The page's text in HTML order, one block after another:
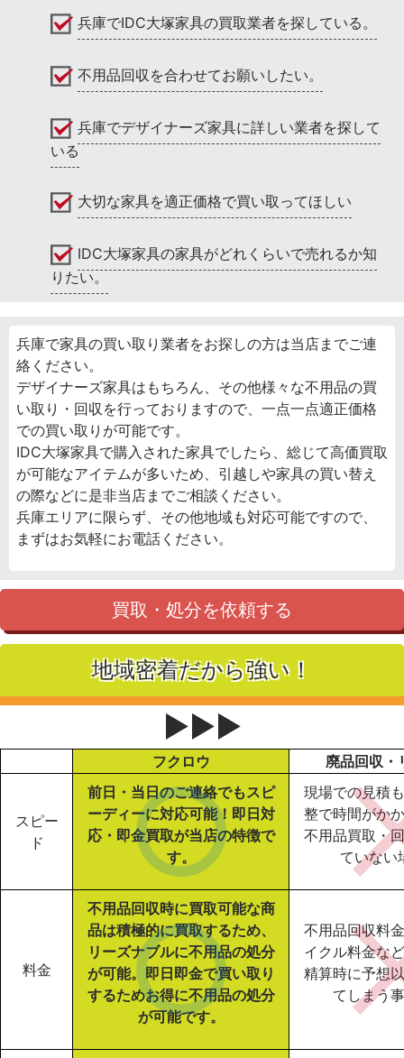
兵庫でIDC大塚家具の買取業者を探している。
不用品回収を合わせてお願いしたい。
兵庫でデザイナーズ家具に詳しい業者を探して
いる
大切な家具を適正価格で買い取ってほしい
IDC大塚家具の家具がどれくらいで売れるか知
りたい。
兵庫で家具の買い取り業者をお探しの方は当店までご連
絡ください。
デザイナーズ家具はもちろん、その他様々な不用品の買
い取り・回収を行っておりますので、一点一点適正価格
での買い取りが可能です。
IDC大塚家具で購入された家具でしたら、総じて高価買取
が可能なアイテムが多いため、引越しや家具の買い替え
の際などに是非当店までご相談ください。
兵庫エリアに限らず、その他地域も対応可能ですので、
まずはお気軽にお電話ください。
買取・処分を依頼する
地域密着だから強い！
▶▶▶
フクロウ 廃品回収・
スピー
ド
前日・当日のご連絡でもスピ
ーディーに対応可能！即日対
応・即金買取が当店の特徴で
す。
現場での見積
整で時間がか
不用品買取・
ていない
料金
不用品回収時に買取可能な商
品は積極的に買取するため、
リーズナブルに不用品の処分
が可能。即日即金で買い取り
するためお得に不用品の処分
が可能です。
不用品回収料
イクル料金な
精算時に予想
てしまう